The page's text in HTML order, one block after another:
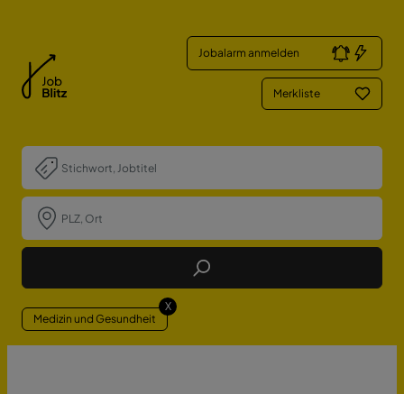
Jobalarm anmelden
Merkliste
Job Finden
Medizin und Gesundheit
X